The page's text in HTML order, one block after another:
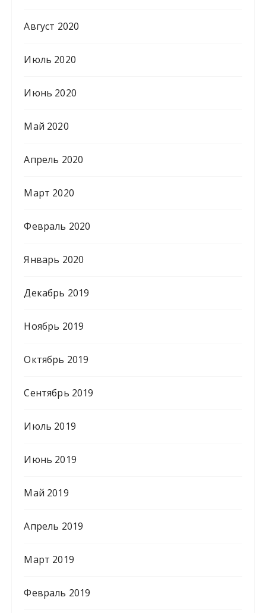
Август 2020
Июль 2020
Июнь 2020
Май 2020
Апрель 2020
Март 2020
Февраль 2020
Январь 2020
Декабрь 2019
Ноябрь 2019
Октябрь 2019
Сентябрь 2019
Июль 2019
Июнь 2019
Май 2019
Апрель 2019
Март 2019
Февраль 2019